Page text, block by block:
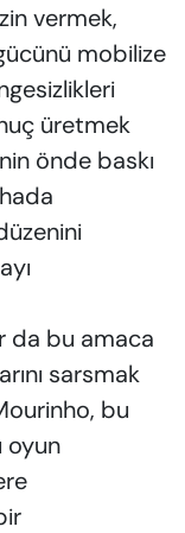
vermek,
mobilize
üretmek
önde baskı
da bu amaca
sarsmak
bu
oyun